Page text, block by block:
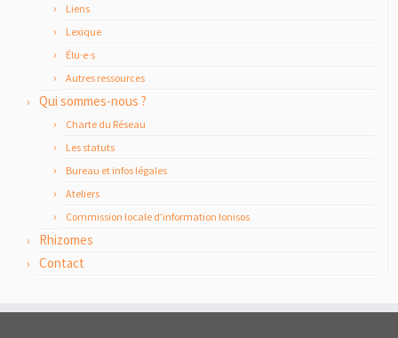
Liens
Lexique
Élu·e·s
Autres ressources
Qui sommes-nous ?
Charte du Réseau
Les statuts
Bureau et infos légales
Ateliers
Commission locale d’information Ionisos
Rhizomes
Contact